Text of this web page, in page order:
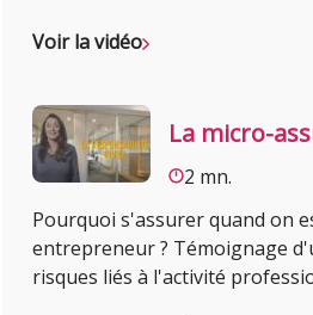
Voir la vidéo
La micro-
2 mn.
Pourquoi s'assurer quand on
entrepreneur ? Témoignage
risques liés à l'activité